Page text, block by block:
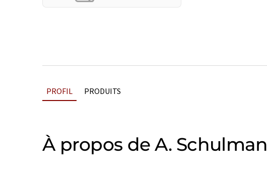
PROFIL PRODUITS
À propos de A. Schulman